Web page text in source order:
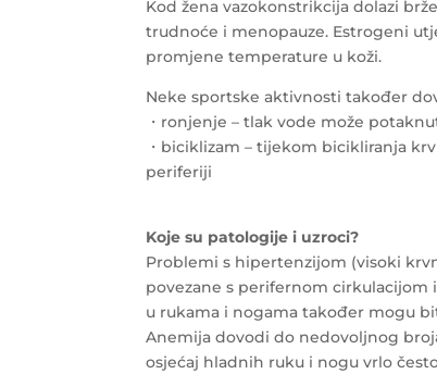
Kod žena vazokonstrikcija dolazi
trudnoće i menopauze. Estrogeni
promjene temperature u koži.
Neke sportske aktivnosti također
・ronjenje – tlak vode može
・biciklizam – tijekom bicikliranja
periferiji
Koje su patologije i uzroci?
Problemi s hipertenzijom (visoki
povezane s perifernom cirkulacijom
u rukama i nogama također mogu
Anemija dovodi do nedovoljnog
osjećaj hladnih ruku i nogu vrlo